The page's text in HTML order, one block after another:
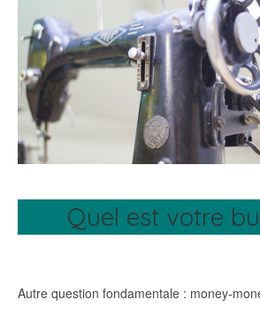
Quel est votre
Autre question fondamentale : money-